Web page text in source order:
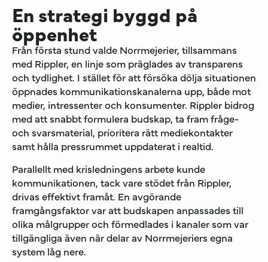
En strategi byggd på
öppenhet
Från första stund valde Norrmejerier, tillsammans
med Rippler, en linje som präglades av transparens
och tydlighet. I stället för att försöka dölja situationen
öppnades kommunikationskanalerna upp, både mot
medier, intressenter och konsumenter. Rippler bidrog
med att snabbt formulera budskap, ta fram fråge-
och svarsmaterial, prioritera rätt mediekontakter
samt hålla pressrummet uppdaterat i realtid.
Parallellt med krisledningens arbete kunde
kommunikationen, tack vare stödet från Rippler,
drivas effektivt framåt. En avgörande
framgångsfaktor var att budskapen anpassades till
olika målgrupper och förmedlades i kanaler som var
tillgängliga även när delar av Norrmejeriers egna
system låg nere.